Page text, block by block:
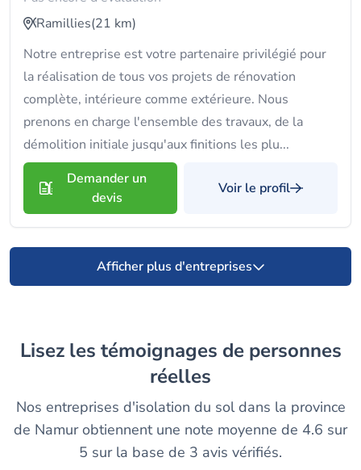
Ramillies(21 km)
Notre entreprise est votre partenaire privilégié pour
la réalisation de tous vos projets de rénovation
complète, intérieure comme extérieure. Nous
prenons en charge l'ensemble des travaux, de la
démolition initiale jusqu'aux finitions les plu...
Demander un
devis
Voir le profil
Afficher plus d'entreprises
Lisez les témoignages de personnes
réelles
Nos entreprises d'isolation du sol dans la province
de Namur obtiennent une note moyenne de 4.6 sur
5 sur la base de 3 avis vérifiés.